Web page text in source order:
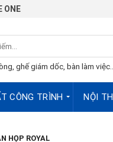
ONE
ghế giám dốc, bàn làm việc...
CÔNG TRÌNH NỘI
HỌP ROYAL